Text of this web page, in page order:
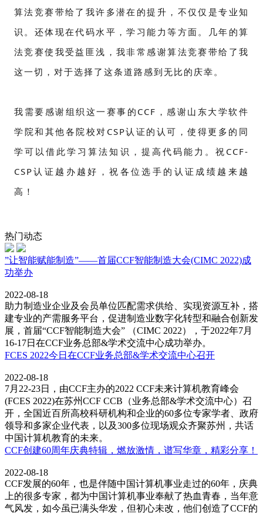
算法竞赛带给了我许多潜在的提升，不仅仅是专业知
识。还体现在代码水平，学习能力等方面。几年的算
法竞赛使我受益匪浅，我非常感谢算法竞赛带给了我
这一切，对于选择了这条道路感到无比的庆幸。
我需要感谢组织这一赛事的CCF，感谢山东大学软件
学院和其他各院校对CSP认证的认可，使得更多的同
学可以借此学习算法知识，提高代码能力。祝CCF-
CSP认证越办越好，祝各位选手的认证成绩越来越
高！
热门动态
”让智能赋能制造”——首届CCF智能制造大会(CIMC 2022)成
功举办
2022-08-18
助力制造业企业及会员单位匹配需求供给、实现资源互补，搭
建专业的产需服务平台，促进制造业数字化转型和融合创新发
展，首届“CCF智能制造大会” （CIMC 2022），于2022年7月
16-17日在CCF业务总部&学术交流中心成功举办。
FCES 2022今日在CCF业务总部&学术交流中心召开
2022-08-18
7月22-23日，由CCF主办的2022 CCF未来计算机教育峰会
(FCES 2022)在苏州CCF CCB（业务总部&学术交流中心）召
开，全国近百所高校科研机构和企业的60多位专家学者、政府
领导和多家企业代表，以及300多位现场观众齐聚苏州，共话
中国计算机教育的未来。
CCF创建60周年庆典特辑，燃放激情，谱写华章，精彩分享！
2022-08-18
CCF发展的60年，也是伴随中国计算机事业走过的60年，庆典
上的很多专家，都为中国计算机事业奉献了热血青春，当年意
气风发，如今虽已满头华发，但初心未改，他们创造了CCF的